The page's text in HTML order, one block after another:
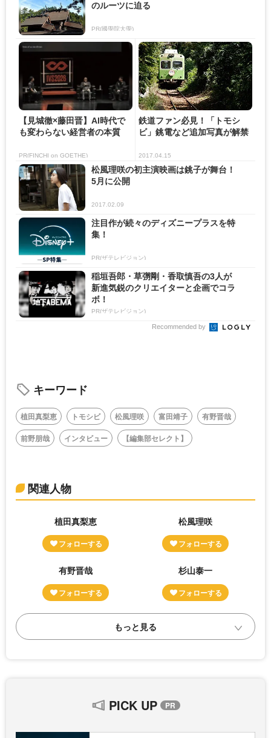
のルーツに迫る
PR(國學院大學)
【見城徹×藤田晋】AI時代で
も変わらない経営者の本質
PR(FINCHI on GOETHE)
鉄道ファン必見！「トモシ
ビ」銚電など追加写真が解禁
2017.04.15
松風理咲の初主演映画は銚子が舞台！
5月に公開
2017.02.09
注目作が続々のディズニープラスを特
集！
PR(ザテレビジョン)
稲垣吾郎・草彅剛・香取慎吾の3人が
新進気鋭のクリエイターと企画でコラ
ボ！
PR(ザテレビジョン)
Recommended by
キーワード
植田真梨恵 トモシビ 松風理咲 富田靖子
有野晋哉
前野朋哉
インタビュー 【編集部セレクト】
関連人物
植田真梨恵 松風理咲
有野晋哉 杉山泰一
PICK UP